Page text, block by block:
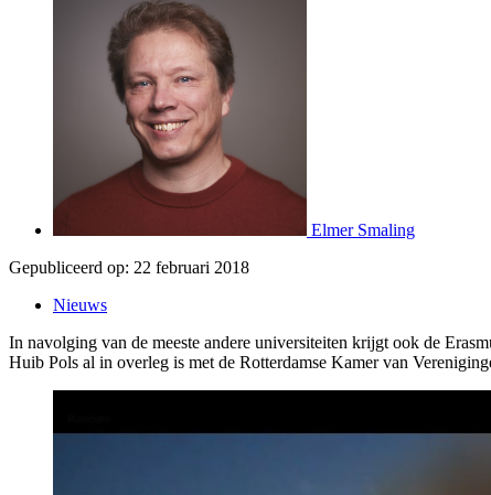
Elmer Smaling
Gepubliceerd op: 22 februari 2018
Nieuws
In navolging van de meeste andere universiteiten krijgt ook de
Huib Pols al in overleg is met de Rotterdamse Kamer van